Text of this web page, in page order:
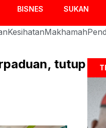
BISNES SUKAN
KesihatanMakhamah
tutup